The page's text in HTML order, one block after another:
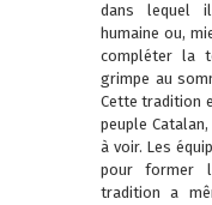
dans lequel
humaine ou,
compléter la
grimpe au
Cette tradition
peuple
à voir. Les
pour former
tradition a